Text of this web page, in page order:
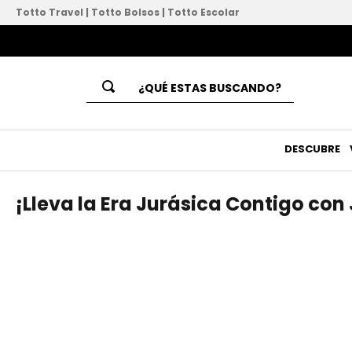
Totto Travel | Totto Bolsos | Totto Escolar
¿QUÉ ESTAS BUSCANDO?
DESCUBRE
¡Lleva la Era Jurásica Contigo
2.
lapicera
3.
lonchera